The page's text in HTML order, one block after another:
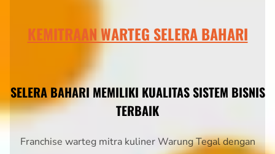
KEMITRAAN WARTEG SELERA BAHARI
SELERA BAHARI MEMILIKI KUALITAS SISTEM BISNIS
TERBAIK
Franchise warteg mitra kuliner Warung Tegal dengan